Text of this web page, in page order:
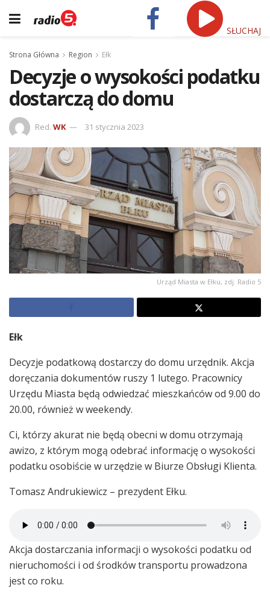
SŁUCHAJ
Strona Główna Region Ełk
Decyzje o wysokości podatku
dostarczą do domu
Red. WK 31 stycznia 2023
Urząd Miasta w Ełku, zdj. Radio 5
Ełk
Decyzje podatkową dostarczy do domu urzędnik. Akcja
doręczania dokumentów ruszy 1 lutego. Pracownicy
Urzędu Miasta będą odwiedzać mieszkańców od 9.00 do
20.00, również w weekendy.
Ci, którzy akurat nie będą obecni w domu otrzymają
awizo, z którym mogą odebrać informację o wysokości
podatku osobiście w urzędzie w Biurze Obsługi Klienta.
Tomasz Andrukiewicz – prezydent Ełku.
Akcja dostarczania informacji o wysokości podatku od
nieruchomości i od środków transportu prowadzona
jest co roku.